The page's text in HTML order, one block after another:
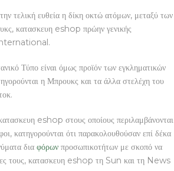
τελική ευθεία η δίκη οκτώ ατόμων, μεταξύ των
κατασκευη eshop πρώην γενικής
International.
Τύπο είναι όμως προϊόν των εγκληματικών
η Μπρουκς και τα άλλα στελέχη του
eshop στους οποίους περιλαμβάνονται
κατηγορούνται ότι παρακολουθούσαν επί δέκα
δια φόρων προσωπικοτήτων με σκοπό να
τους, κατασκευη eshop τη Sun και τη News